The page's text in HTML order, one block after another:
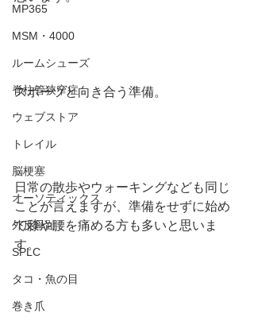
MP365
MSM・4000
ルームシューズ
脊柱管狭窄症
ウェブストア
トレイル
脳梗塞
オーソティックス
外反母趾
SPLC
タコ・魚の目
巻き爪
スポーツと向き合う準備。
日常の散歩やウォーキングなども同じ
ことが言えますが、準備をせずに始め
て膝や腰を痛める方も多いと思いま
す。